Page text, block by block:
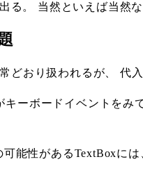
る。 当然といえば当然な
どおり扱われるが、 代
キーボードイベントを
能性があるTextBoxには